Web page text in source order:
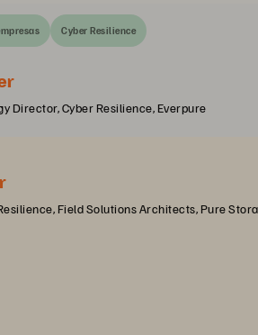
Cyber Resilience
Director, Cyber Resilience, Everpure
Field Solutions Architects, Pure